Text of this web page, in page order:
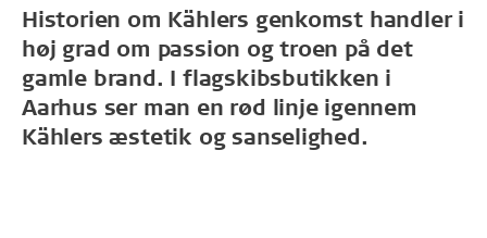
Historien om Kählers genkomst handler i
høj grad om passion og troen på det
gamle brand. I flagskibsbutikken i
Aarhus ser man en rød linje igennem
Kählers æstetik og sanselighed.